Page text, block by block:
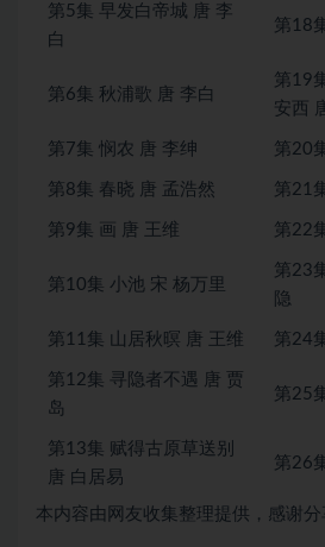
第5集 早发白帝城 唐 李
白
第18
第6集 秋浦歌 唐 李白
第19
安西
第7集 悯农 唐 李绅 第20
第8集 春晓 唐 孟浩然 第21
第9集 画 唐 王维 第22
第10集 小池 宋 杨万里
第23
隐
第11集 山居秋暝 唐 王维 第24
第12集 寻隐者不遇 唐 贾
岛
第25
第13集 赋得古原草送别
唐 白居易
第26
本内容由网友收集整理提供，感谢分